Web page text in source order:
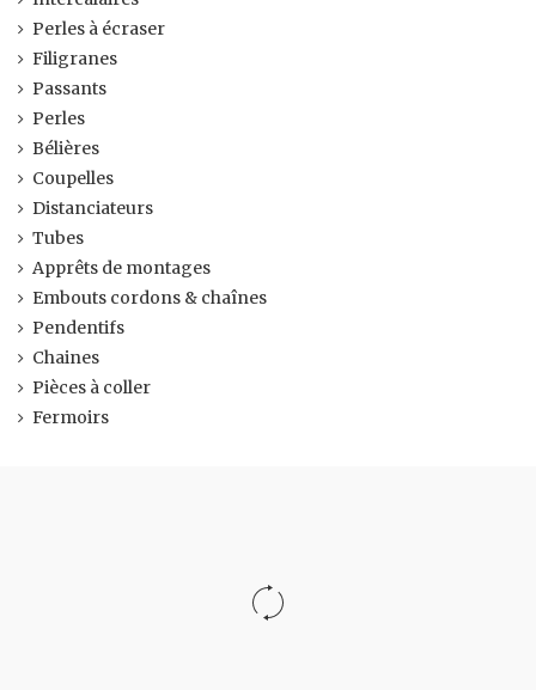
Perles à écraser
Filigranes
Passants
Perles
Bélières
Coupelles
Distanciateurs
Tubes
Apprêts de montages
Embouts cordons & chaînes
Pendentifs
Chaines
Pièces à coller
Fermoirs